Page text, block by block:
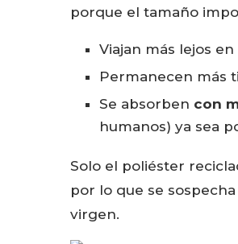
porque el tamaño
Viajan más lejos
Permanecen más
Se absorben con
humanos) ya sea
Solo el poliéster
por lo que se
virgen.